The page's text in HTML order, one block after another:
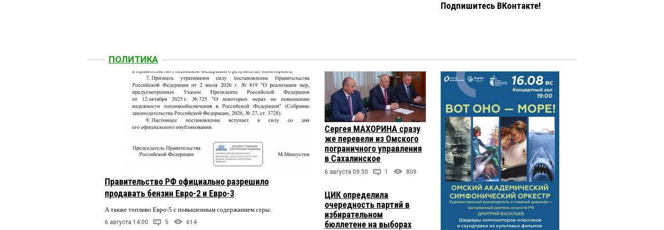
Подпишитесь ВКонтакте!
ПОЛИТИКА
Правительство РФ официально разрешило
продавать бензин Евро-2 и Евро-3
А также топливо Евро-5 с повышенным содержанием серы.
6 августа 14:00 5 614
Сергея МАХОРИНА сразу
же перевели из Омского
пограничного управления
в Сахалинское
6 августа 09:30 1 809
ЦИК определила
очередность партий в
избирательном
бюллетене на выборах